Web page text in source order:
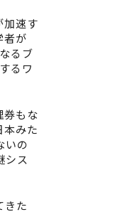
速す
者が
るブ
るワ
券もな
みた
いの
シス
きた